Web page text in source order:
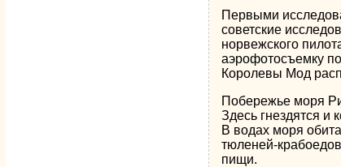
Первыми
советские
норвежского
аэрофотосъемку
Королевы Мод
Побережье моря
Здесь гнездятся и
В водах моря
тюленей-
пищи.